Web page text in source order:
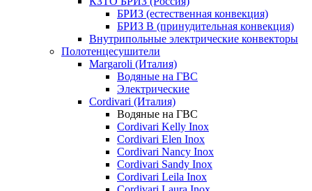
БРИЗ (естественная конвекция)
БРИЗ В (принудительная конвекция)
Внутрипольные электрические конвекторы
Полотенцесушители
Margaroli (Италия)
Водяные на ГВС
Электрические
Cordivari (Италия)
Водяные на ГВС
Cordivari Kelly Inox
Cordivari Elen Inox
Cordivari Nancy Inox
Cordivari Sandy Inox
Cordivari Leila Inox